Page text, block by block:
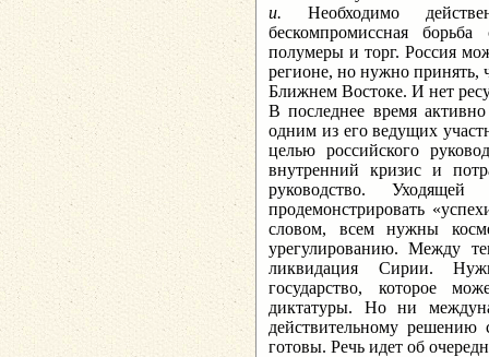
и. Необходимо
бескомпромиссная
полумеры и торг. Россия
регионе, но нужно принять,
Ближнем Востоке. И нет
В последнее время
одним из его ведущих
целью российского
внутренний кризис и
руководство.
продемонстрировать
словом, всем нужны
урегулированию. Между
ликвидация Сирии.
государство, которое
диктатуры. Но ни
действительному
готовы. Речь идет об